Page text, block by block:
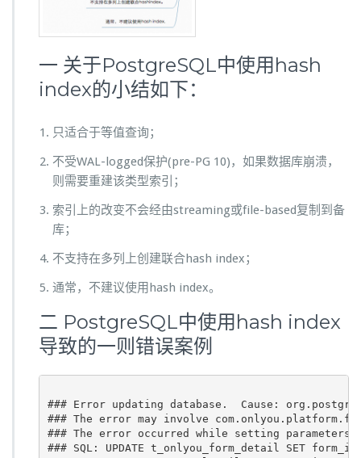
一 关于PostgreSQL中使用hash
index的小结如下：
只适合于等值查询；
不受WAL-logged保护(pre-PG 10)，如果数据库崩溃，
则需要重建该类型索引；
索引上的改变不会经由streaming或file-based复制到备
库；
不支持在多列上创建联合hash index；
通常，不建议使用hash index。
二 PostgreSQL中使用hash index
导致的一则错误案例
### Error updating database.  Cause:
### The error may involve
### The error occurred while setting parameters
### SQL: UPDATE t_onlyou_form_detail SET